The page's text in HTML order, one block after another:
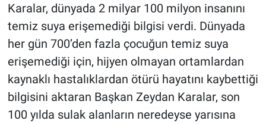
Karalar, dünyada 2 milyar 100 milyon insanını
temiz suya erişemediği bilgisi verdi. Dünyada
her gün 700’den fazla çocuğun temiz suya
erişemediği için, hijyen olmayan ortamlardan
kaynaklı hastalıklardan ötürü hayatını kaybettiği
bilgisini aktaran Başkan Zeydan Karalar, son
100 yılda sulak alanların neredeyse yarısına